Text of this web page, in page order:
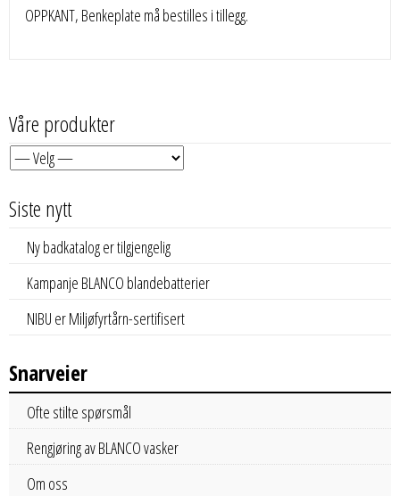
OPPKANT, Benkeplate må bestilles i tillegg.
Våre produkter
Siste nytt
Ny badkatalog er tilgjengelig
Kampanje BLANCO blandebatterier
NIBU er Miljøfyrtårn-sertifisert
Snarveier
Ofte stilte spørsmål
Rengjøring av BLANCO vasker
Om oss